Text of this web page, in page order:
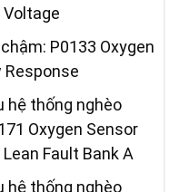
Voltage
P0133 Oxygen
Response
hệ thống nghèo
Oxygen Sensor
Fault Bank A
hệ thống nghèo